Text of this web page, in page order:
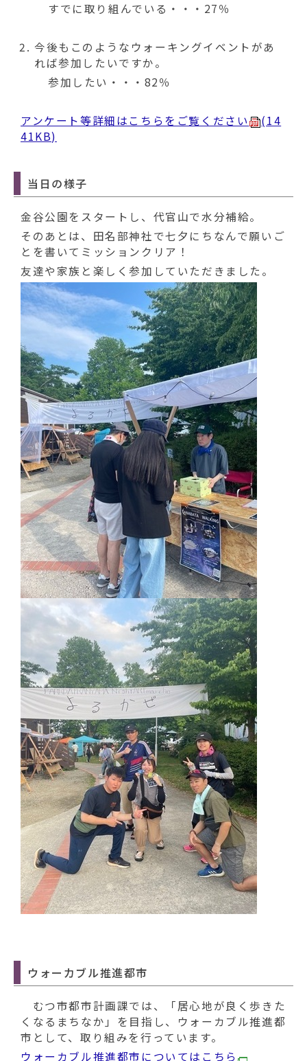
すでに取り組んでいる・・・27％
今後もこのようなウォーキングイベントがあ
れば参加したいですか。
参加したい・・・82％
アンケート等詳細はこちらをご覧ください
(14
41KB)
当日の様子
金谷公園をスタートし、代官山で水分補給。
そのあとは、田名部神社で七夕にちなんで願いご
とを書いてミッションクリア！
友達や家族と楽しく参加していただきました。
ウォーカブル推進都市
むつ市都市計画課では、「居心地が良く歩きた
くなるまちなか」を目指し、ウォーカブル推進都
市として、取り組みを行っています。
ウォーカブル推進都市についてはこちら